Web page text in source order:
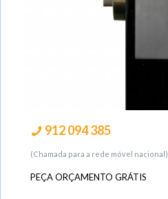
912 094 385
(Chamada para a rede móvel nacional)
PEÇA ORÇAMENTO GRÁTIS